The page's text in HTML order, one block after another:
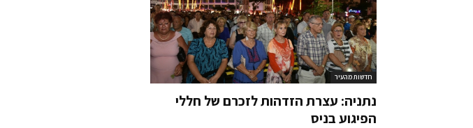
חדשות מהעיר
נתניה: עצרת הזדהות לזכרם של חללי
הפיגוע בניס